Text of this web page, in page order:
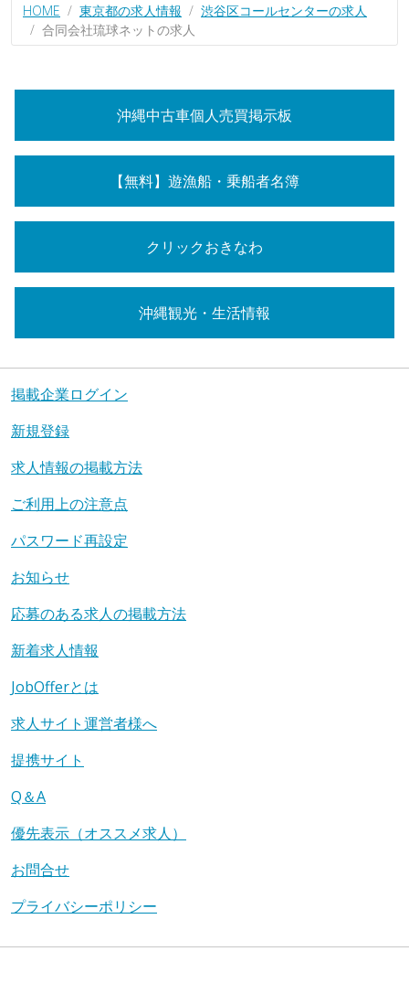
HOME 東京都の求人情報
渋谷区コールセンターの求人
合同会社琉球ネットの求人
沖縄中古車個人売買掲示板
【無料】遊漁船・乗船者名簿
クリックおきなわ
沖縄観光・生活情報
掲載企業ログイン
新規登録
求人情報の掲載方法
ご利用上の注意点
パスワード再設定
お知らせ
応募のある求人の掲載方法
新着求人情報
JobOfferとは
求人サイト運営者様へ
提携サイト
Q＆A
優先表示（オススメ求人）
お問合せ
プライバシーポリシー